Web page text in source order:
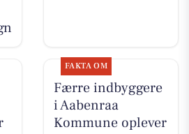
FAKTA OM
Færre indbyggere
i Aabenraa
Kommune oplever